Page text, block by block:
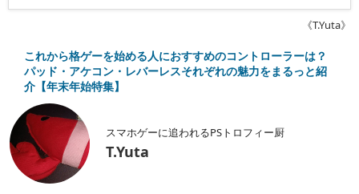
《T.Yuta》
これから格ゲーを始める人におすすめのコントローラーは？
パッド・アケコン・レバーレスそれぞれの魅力をまるっと紹
介【年末年始特集】
スマホゲーに追われるPSトロフィー厨
T.Yuta